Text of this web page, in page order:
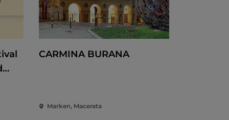
CARMINA BURANA
Marken, Macerata